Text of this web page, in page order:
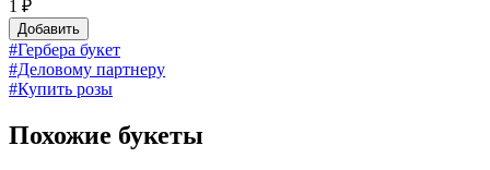
1 ₽
Добавить
#Гербера букет
#Деловому партнеру
#Купить розы
Похожие букеты